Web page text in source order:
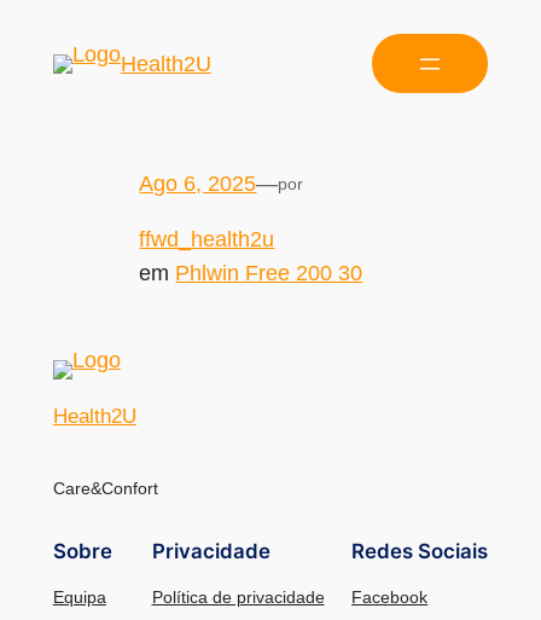
Health2U
Ago 6, 2025—por
ffwd_health2u
em Phlwin Free 200 30
Health2U
Care&Confort
Sobre
Equipa
Privacidade
Política de privacidade
Redes Sociais
Facebook